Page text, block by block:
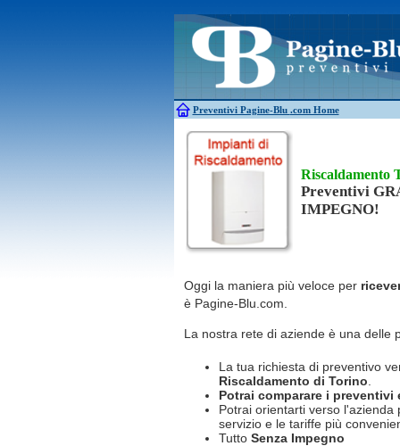
Preventivi Pagine-Blu .com Home
Antifurti
Allarme
Bagni chimici
Edilizia
Caldaie
Falegnami
Canne fumarie
Riscaldamento
Preventivi
IMPEGNO!
Oggi la maniera più veloce per
è Pagine-Blu.com.
La nostra rete di aziende è una delle
La tua richiesta di preventivo
Riscaldamento di Torino
Potrai comparare i preventivi
Potrai orientarti verso
servizio e le tariffe più
Tutto Senza Impegno